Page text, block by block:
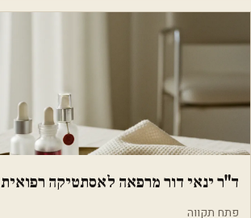
ד"ר ינאי דור מרפאה לאסתטיקה רפואית
פתח תקווה